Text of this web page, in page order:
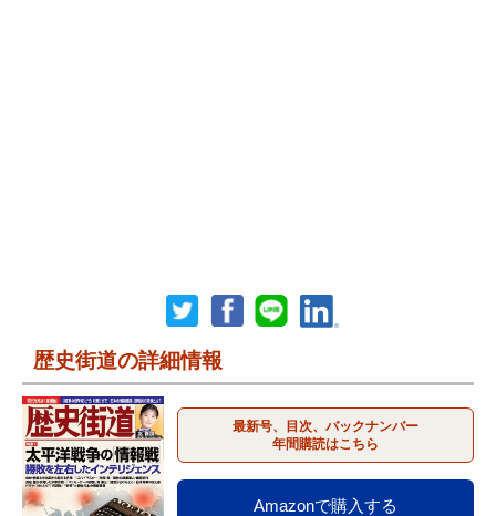
歴史街道の詳細情報
最新号、目次、バックナンバー
年間購読はこちら
Amazonで購入する